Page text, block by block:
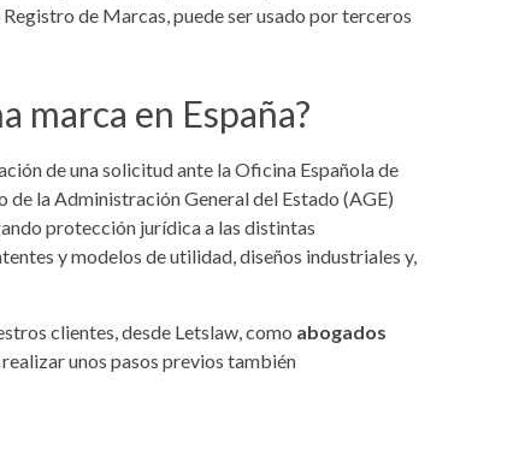
de Marcas, puede ser usado por terceros
marca en España?
de una solicitud ante la Oficina Española de
la Administración General del Estado (AGE)
protección jurídica a las distintas
y modelos de utilidad, diseños industriales y,
clientes, desde Letslaw, como abogados
unos pasos previos también